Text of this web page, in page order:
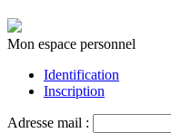
Mon espace personnel
Identification
Inscription
Adresse mail :